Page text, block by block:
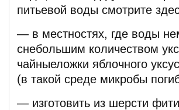
питьевой воды смотрите
— в местностях, где воды
снебольшим количеством
чайныеложки яблочного
(в такой среде микробы
— изготовить из шерсти